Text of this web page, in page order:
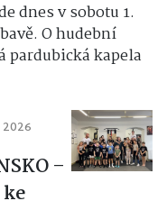
dnes v sobotu 1.
O hudební
pardubická kapela
2026
–